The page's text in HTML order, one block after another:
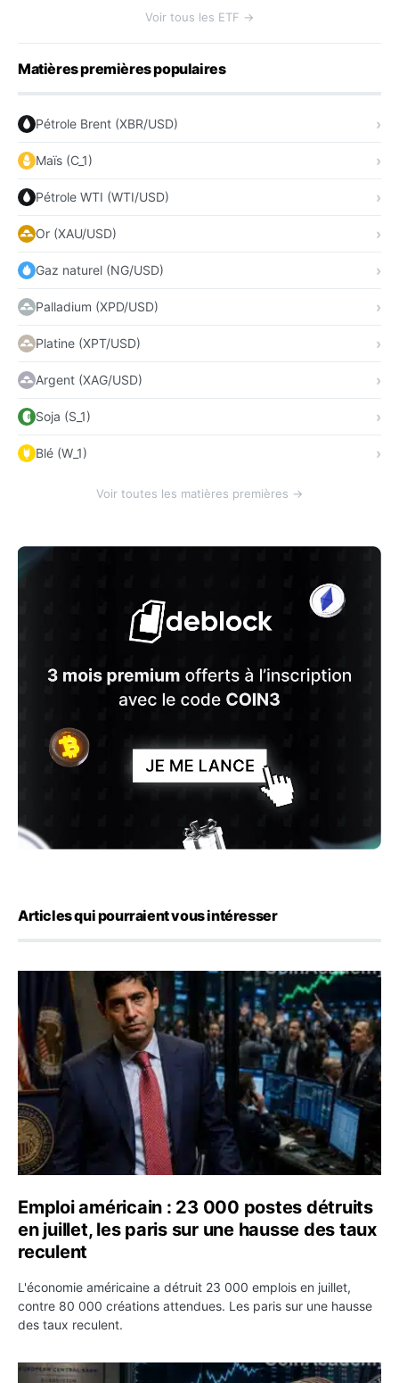
Voir tous les ETF →
Matières premières populaires
Pétrole Brent (XBR/USD)
Maïs (C_1)
Pétrole WTI (WTI/USD)
Or (XAU/USD)
Gaz naturel (NG/USD)
Palladium (XPD/USD)
Platine (XPT/USD)
Argent (XAG/USD)
Soja (S_1)
Blé (W_1)
Voir toutes les matières premières →
Articles qui pourraient vous intéresser
Emploi américain : 23 000 postes détruits en juillet, les
Emploi américain : 23 000 postes détruits
en juillet, les paris sur une hausse des taux
reculent
L'économie américaine a détruit 23 000 emplois en juillet,
contre 80 000 créations attendues. Les paris sur une hausse
des taux reculent.
Yen : Washington a vendu des euros sans prévenir la